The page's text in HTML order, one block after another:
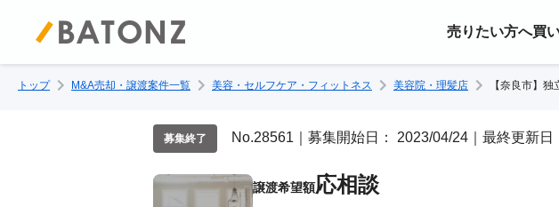
売りたい方へ買
トップ M&A売却・譲渡案件一覧 美容・セルフケア・フィットネス 美容院・理髪店 【奈良市】
募集終了 No.28561｜募集開始日： 2023/04/24｜最終更新
譲渡希望額応相談